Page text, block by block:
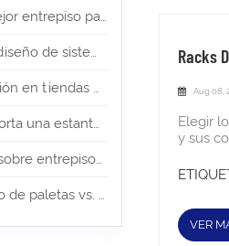
Racks
Aug 08,
Elegir
y sus
¿Qué
rieles
VER
de comercio electrónico
de estanterías en 2026
Tipos, diseño e importancia
palets? (Guía de expertos)
y almacenamiento industrial en 2026
para el almacenamiento de alta densidad?